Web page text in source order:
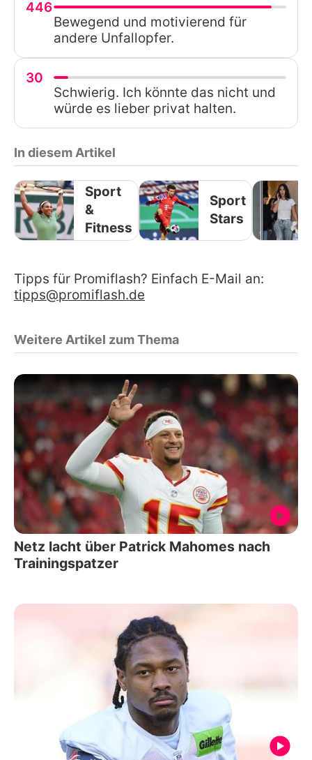
446
Bewegend und motivierend für
andere Unfallopfer.
30
Schwierig. Ich könnte das nicht und
würde es lieber privat halten.
In diesem Artikel
Sport
&
Fitness
Sport
Stars
Tipps für Promiflash? Einfach E-Mail an:
tipps@promiflash.de
Weitere Artikel zum Thema
Netz lacht über Patrick Mahomes nach
Trainingspatzer